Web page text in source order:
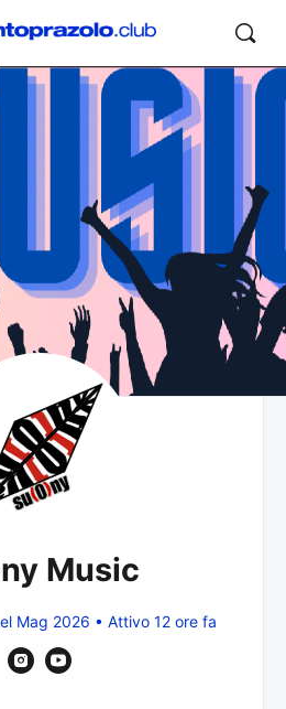
Music
Mag 2026 • Attivo 12 ore fa